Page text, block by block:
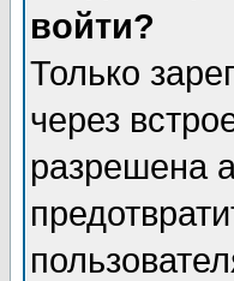
войти?
Только
через
разрешена